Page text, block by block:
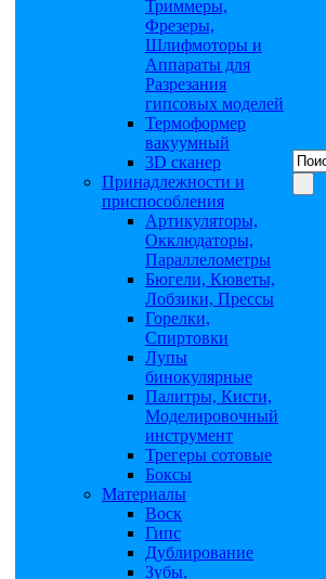
Триммеры,
Фрезеры,
Шлифмоторы и
Аппараты для
Разрезания
гипсовых моделей
Термоформер
вакуумный
3D сканер
Принадлежности и
приспособления
Артикуляторы,
Окклюдаторы,
Параллелометры
Бюгели, Кюветы,
Лобзики, Прессы
Горелки,
Спиртовки
Лупы
бинокулярные
Палитры, Кисти,
Моделировочный
инструмент
Трегеры сотовые
Боксы
Материалы
Воск
Гипс
Дублирование
Зубы,